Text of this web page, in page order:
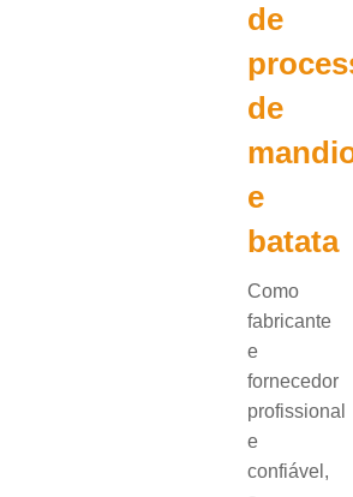
de
de
e
batata
Como
fabricante
e
fornecedor
profissional
e
confiável,